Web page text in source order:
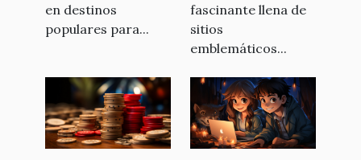
en destinos
populares para...
fascinante llena de
sitios
emblemáticos...